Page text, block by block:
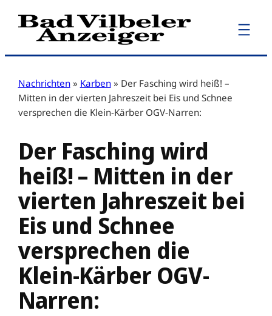
Zum
Inhalt
Nachrichten » Karben » Der Fasching wird heiß! –
Mitten in der vierten Jahreszeit bei Eis und Schnee
versprechen die Klein-Kärber OGV-Narren:
Der Fasching wird
heiß! – Mitten in der
vierten Jahreszeit bei
Eis und Schnee
versprechen die
Klein-Kärber OGV-
Narren: